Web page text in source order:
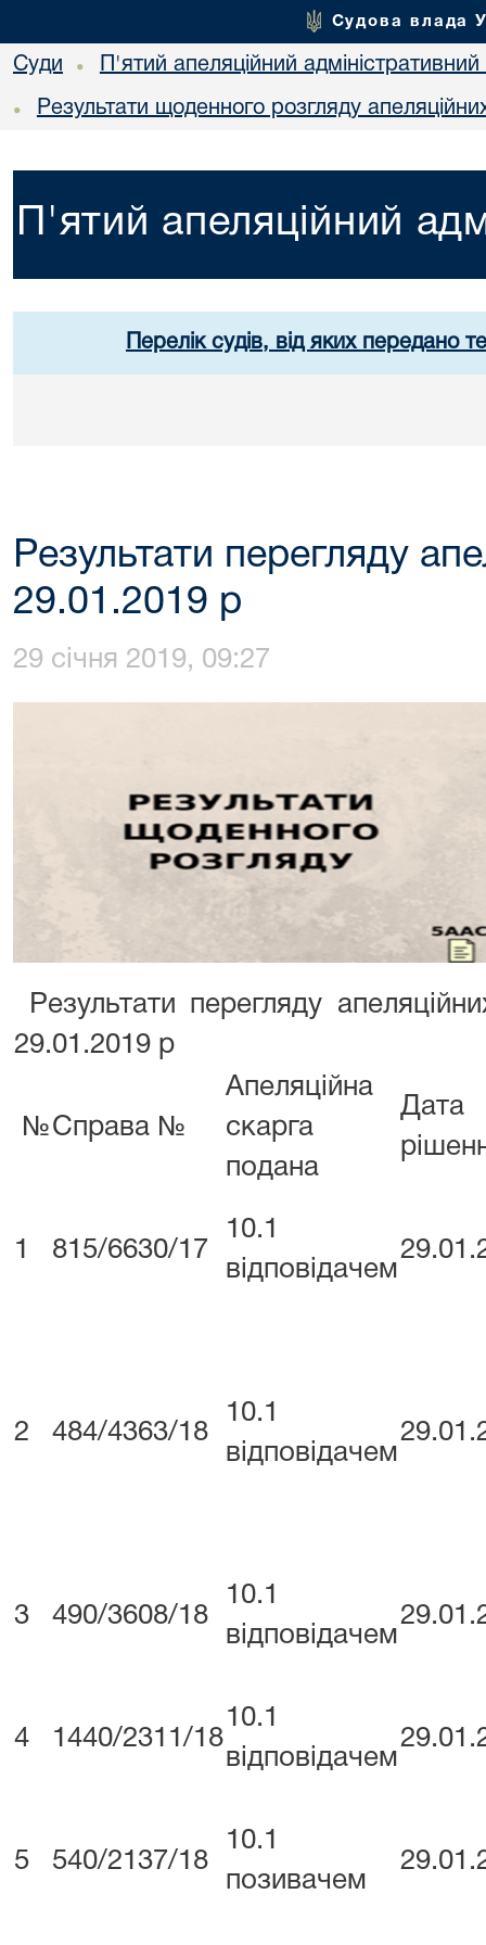
Судова влада
Суди • П'ятий апеляційний адміністративний
• Результати щоденного розгляду
П'ятий апеляційний
Перелік судів, від яких передано
Результати перегляду
29.01.2019 р
29 січня 2019, 09:27
Результати перегляду
29.01.2019 р
№Справа №
Апеляційна
скарга
подана
Дата
1 815/6630/17
10.1
відповідачем
2 484/4363/18
10.1
відповідачем
3 490/3608/18
10.1
відповідачем
4 1440/2311/18
10.1
відповідачем
5 540/2137/18
10.1
позивачем